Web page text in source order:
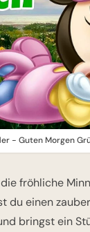
- Guten Morgen
fröhliche
du einen
bringst ein